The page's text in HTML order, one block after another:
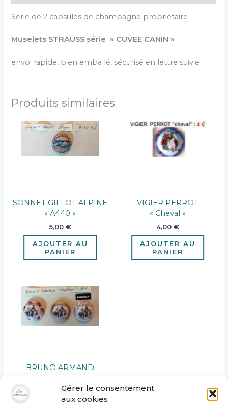
Gérer le consentement
aux cookies
Série de 2 capsules de champagne propriétaire
Muselets STRAUSS série » CUVEE CANIN »
envoi rapide, bien emballé, sécurisé en lettre suivie
Produits similaires
SONNET GILLOT ALPINE
« A440 »
5,00€
AJOUTER AU
PANIER
VIGIER PERROT
« Cheval »
4,00€
AJOUTER AU
PANIER
BRUNO ARMAND
15,00€